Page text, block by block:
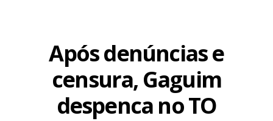
Após denúncias e
censura, Gaguim
despenca no TO